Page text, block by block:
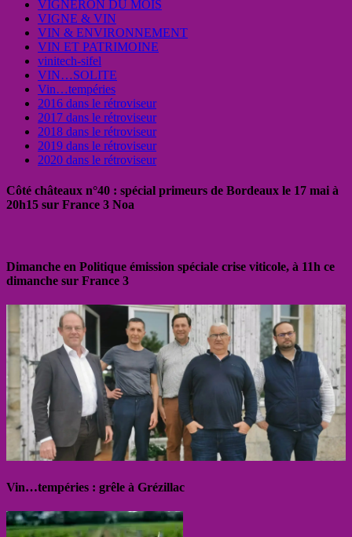
VIGNERON DU MOIS
VIGNE & VIN
VIN & ENVIRONNEMENT
VIN ET PATRIMOINE
vinitech-sifel
VIN…SOLITE
Vin…tempéries
2016 dans le rétroviseur
2017 dans le rétroviseur
2018 dans le rétroviseur
2019 dans le rétroviseur
2020 dans le rétroviseur
Côté châteaux n°40 : spécial primeurs de Bordeaux le 17 mai à
20h15 sur France 3 Noa
Dimanche en Politique émission spéciale crise viticole, à 11h ce
dimanche sur France 3
Vin…tempéries : grêle à Grézillac